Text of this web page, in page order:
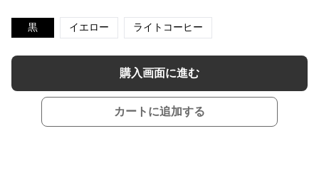
黒 イエロー ライトコーヒー
購入画面に進む
カートに追加する